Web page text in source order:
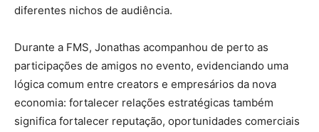
diferentes nichos de audiência.
Durante a FMS, Jonathas acompanhou de perto as
participações de amigos no evento, evidenciando uma
lógica comum entre creators e empresários da nova
economia: fortalecer relações estratégicas também
significa fortalecer reputação, oportunidades comerciais